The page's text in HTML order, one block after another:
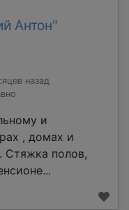
Антон"
назад
и
, домах и
Стяжка полов,